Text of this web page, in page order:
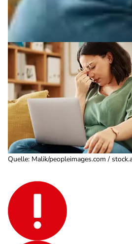
Quelle: Malik/peopleimages.com /